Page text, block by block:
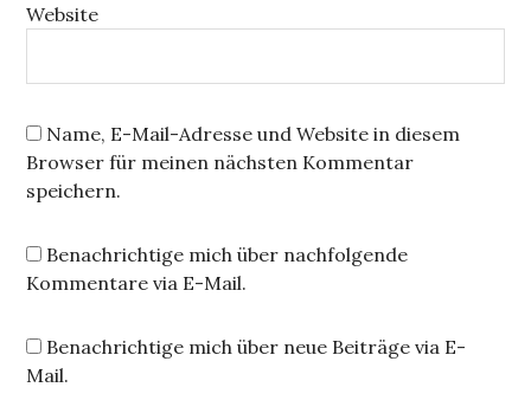
Website
Name, E-Mail-Adresse und Website in diesem
Browser für meinen nächsten Kommentar
speichern.
Benachrichtige mich über nachfolgende
Kommentare via E-Mail.
Benachrichtige mich über neue Beiträge via E-
Mail.